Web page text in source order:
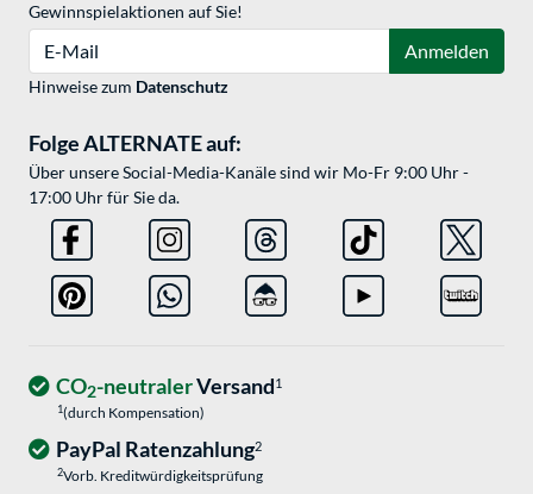
Gewinnspielaktionen auf Sie!
Anmelden
Hinweise zum Datenschutz
Folge ALTERNATE auf:
Über unsere Social-Media-Kanäle sind wir Mo-Fr 9:00 Uhr -
17:00 Uhr für Sie da.
CO2-neutralerVersand1
1(durch Kompensation)
PayPal Ratenzahlung2
2Vorb. Kreditwürdigkeitsprüfung